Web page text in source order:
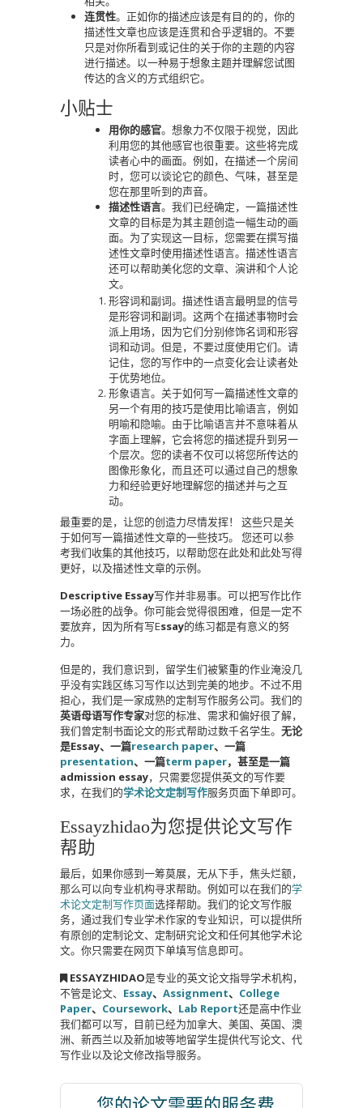
连贯性。正如你的描述应该是有目的的，你的
描述性文章也应该是连贯和合乎逻辑的。不要
只是对你所看到或记住的关于你的主题的内容
进行描述。以一种易于想象主题并理解您试图
传达的含义的方式组织它。
小贴士
用你的感官。想象力不仅限于视觉，因此
利用您的其他感官也很重要。这些将完成
读者心中的画面。例如，在描述一个房间
时，您可以谈论它的颜色、气味，甚至是
您在那里听到的声音。
描述性语言。我们已经确定，一篇描述性
文章的目标是为其主题创造一幅生动的画
面。为了实现这一目标，您需要在撰写描
述性文章时使用描述性语言。描述性语言
还可以帮助美化您的文章、演讲和个人论
文。
形容词和副词。描述性语言最明显的信号
是形容词和副词。这两个在描述事物时会
派上用场，因为它们分别修饰名词和形容
词和动词。但是，不要过度使用它们。请
记住，您的写作中的一点变化会让读者处
于优势地位。
形象语言。关于如何写一篇描述性文章的
另一个有用的技巧是使用比喻语言，例如
明喻和隐喻。由于比喻语言并不意味着从
字面上理解，它会将您的描述提升到另一
个层次。您的读者不仅可以将您所传达的
图像形象化，而且还可以通过自己的想象
力和经验更好地理解您的描述并与之互
动。
最重要的是，让您的创造力尽情发挥！
这些只是关
于如何写一篇描述性文章的一些技巧。
您还可以参
考我们收集的其他技巧，以帮助您在此处和此处写得
更好，以及描述性文章的示例。
Descriptive Essay写作并非易事。可以把写作比作
一场必胜的战争。你可能会觉得很困难，但是一定不
要放弃，因为所有写Essay的练习都是有意义的努
力。
但是的，我们意识到，留学生们被繁重的作业淹没几
乎没有实践区练习写作以达到完美的地步。不过不用
担心，我们是一家成熟的定制写作服务公司。我们的
英语母语写作专家对您的标准、需求和偏好很了解，
我们曾定制书面论文的形式帮助过数千名学生。 无论
是Essay、一篇research paper、一篇
presentation、一篇term paper，甚至是一篇
admission essay，只需要您提供英文的写作要
求，在我们的学术论文定制写作服务页面下单即可。
Essayzhidao为您提供论文写作
帮助
最后，如果你感到一筹莫展，无从下手，焦头烂额，
那么可以向专业机构寻求帮助。例如可以在我们的学
术论文定制写作页面选择帮助。我们的论文写作服
务，通过我们专业学术作家的专业知识，可以提供所
有原创的定制论文、定制研究论文和任何其他学术论
文。你只需要在网页下单填写信息即可。
ESSAYZHIDAO是专业的英文论文指导学术机构，
不管是论文、 Essay、 Assignment、 College
Paper、 Coursework、 Lab Report还是高中作业
我们都可以写，目前已经为加拿大、美国、英国、澳
洲、新西兰以及新加坡等地留学生提供代写论文、代
写作业以及论文修改指导服务。